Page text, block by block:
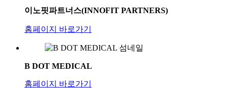
이노핏파트너스(INNOFIT PARTNERS)
홈페이지 바로가기
B DOT MEDICAL
홈페이지 바로가기